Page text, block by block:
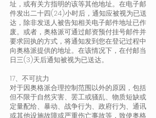
址，或有关方指明的该等其他地址。在电子邮
件发出二十四(24)小时后，通知应被视为已送
达，除非发送人被告知相关电子邮件地址已作
废。或者，奥格派可通过邮资预付挂号邮件并
要求回执的方式，将通知发到您在登记过程中
向奥格派提供的地址。在该情况下，在付邮当
日三(3)天后通知被视为已送达。
17、不可抗力
对于因奥格派合理控制范围以外的原因，包括
但不限于自然灾害、罢工或骚乱、物质短缺或
定量配给、暴动、战争行为、政府行为、通讯
或其他设施故障或严重伤亡事故等，致使奥格